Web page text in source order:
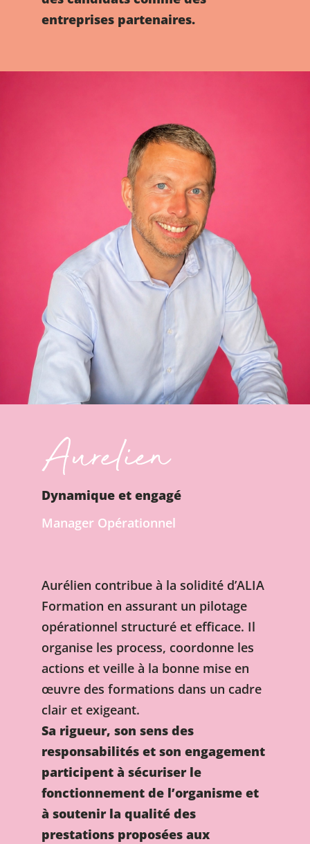
entreprises partenaires.
Aurelien
Dynamique et engagé
Manager Opérationnel
Aurélien contribue à la solidité d’ALIA
Formation en assurant un pilotage
opérationnel structuré et efficace. Il
organise les process, coordonne les
actions et veille à la bonne mise en
œuvre des formations dans un cadre
clair et exigeant.
Sa rigueur, son sens des
responsabilités et son engagement
participent à sécuriser le
fonctionnement de l’organisme et
à soutenir la qualité des
prestations proposées aux